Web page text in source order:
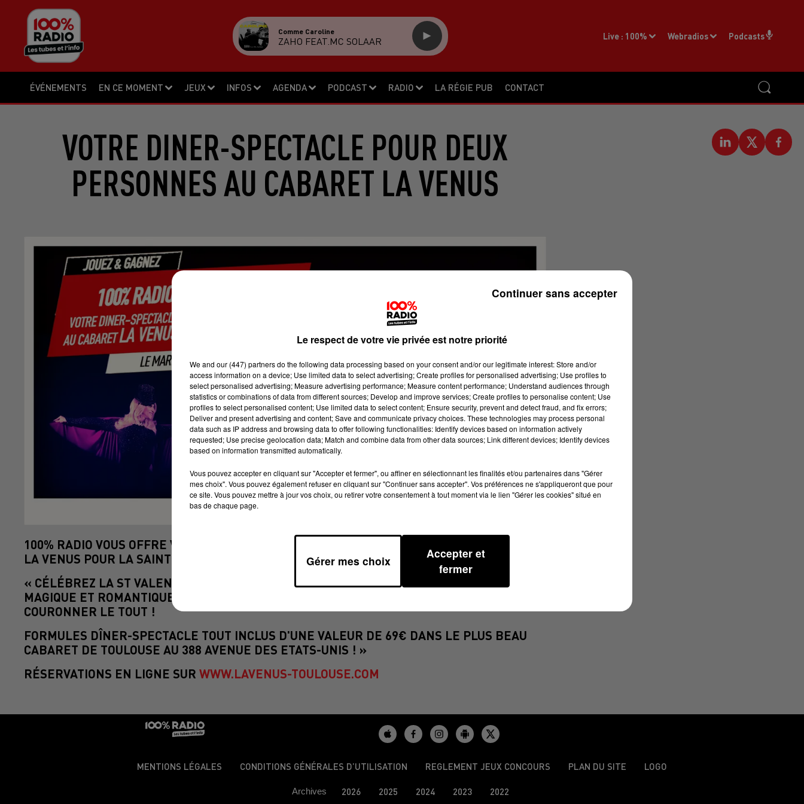
ÉVÉNEMENTS EN CE MOMENT JEUX INFOS AGENDA PODCAST RADIO LA RÉGIE PUB CONTACT
Live : 100% Webradios Podcasts
Comme Caroline
ZAHO FEAT.MC SOLAAR
VOTRE DINER-SPECTACLE POUR DEUX
PERSONNES AU CABARET LA VENUS
100% RADIO VOUS OFFRE VOTRE DINER-SPECTACLE POUR DEUX PERSONNES AU CABARET
LA VENUS POUR LA SAINT VALENTIN LE MARDI 14 FÉVRIER À 20H.
« CÉLÉBREZ LA ST VALENTIN AU CABARET LA VÉNUS DE TOULOUSE DANS UNE AMBIANCE
MAGIQUE ET ROMANTIQUE, AVEC UN REPAS SAVOUREUX ET UN SPECTACLE DE RÊVE POUR
COURONNER LE TOUT !
FORMULES DÎNER-SPECTACLE TOUT INCLUS D'UNE VALEUR DE 69€ DANS LE PLUS BEAU
CABARET DE TOULOUSE AU 388 AVENUE DES ETATS-UNIS ! »
RÉSERVATIONS EN LIGNE SUR WWW.LAVENUS-TOULOUSE.COM
MENTIONS LÉGALES CONDITIONS GÉNÉRALES D’UTILISATION REGLEMENT JEUX CONCOURS PLAN DU SITE LOGO
Archives 2026 2025 2024 2023 2022
Le respect de votre vie privée est notre priorité
We and our (447) partnersdo the following data processing based on your consent and/or our legitimate interest: Store and/or
access information on a device; Use limited data to select advertising; Create profiles for personalised advertising; Use profiles to
select personalised advertising; Measure advertising performance; Measure content performance; Understand audiences through
statistics or combinations of data from different sources; Develop and improve services; Create profiles to personalise content; Use
profiles to select personalised content; Use limited data to select content; Ensure security, prevent and detect fraud, and fix errors;
Deliver and present advertising and content; Save and communicate privacy choices. These technologies may process personal
data such as IP address and browsing data to offer following functionalities: Identify devices based on information actively
requested; Use precise geolocation data; Match and combine data from other data sources; Link different devices; Identify devices
based on information transmitted automatically.
Vous pouvez accepter en cliquant sur "Accepter et fermer", ou affiner en sélectionnant les finalités et/ou partenaires dans "Gérer
mes choix". Vous pouvez également refuser en cliquant sur "Continuer sans accepter". Vos préférences ne s'appliqueront que pour
ce site. Vous pouvez mettre à jour vos choix, ou retirer votre consentement à tout moment via le lien "Gérer les cookies" situé en
bas de chaque page.
Gérer mes choix
Accepter et
fermer
Continuer sans accepter